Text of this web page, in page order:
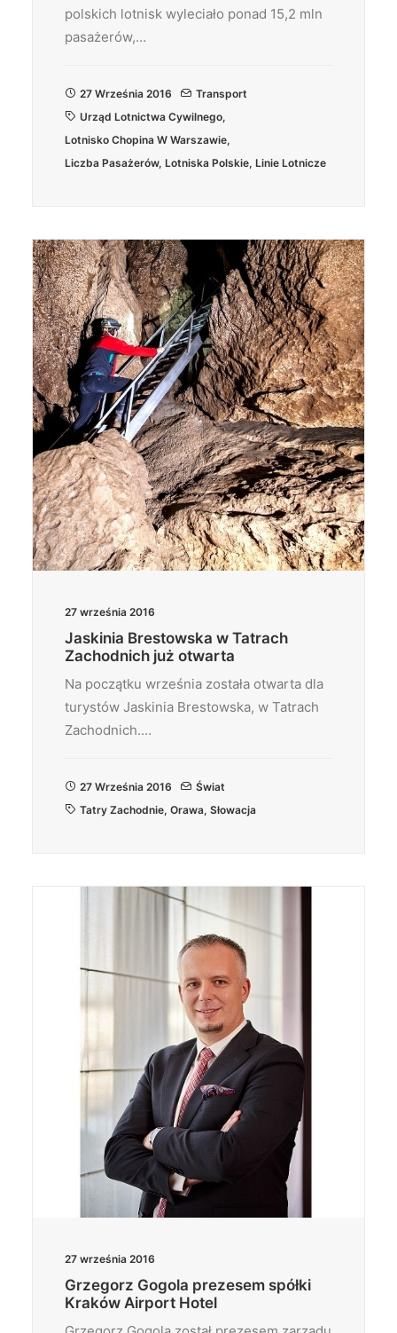
polskich lotnisk wyleciało ponad 15,2 mln
pasażerów,…
27 Września 2016
Transport
Urząd Lotnictwa Cywilnego,
Lotnisko Chopina W Warszawie,
Liczba Pasażerów, Lotniska Polskie, Linie Lotnicze
27 września 2016
Jaskinia Brestowska w Tatrach
Zachodnich już otwarta
Na początku września została otwarta dla
turystów Jaskinia Brestowska, w Tatrach
Zachodnich.…
27 Września 2016
Świat
Tatry Zachodnie, Orawa, Słowacja
27 września 2016
Grzegorz Gogola prezesem spółki
Kraków Airport Hotel